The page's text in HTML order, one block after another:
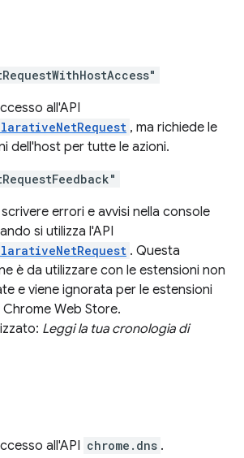
all'API
, ma richiede le
dell'host per tutte le azioni.
errori e avvisi nella console
si utilizza l'API
. Questa
è da utilizzare con le estensioni non
e viene ignorata per le estensioni
Web Store.
Leggi la tua cronologia di
all'API chrome.dns .